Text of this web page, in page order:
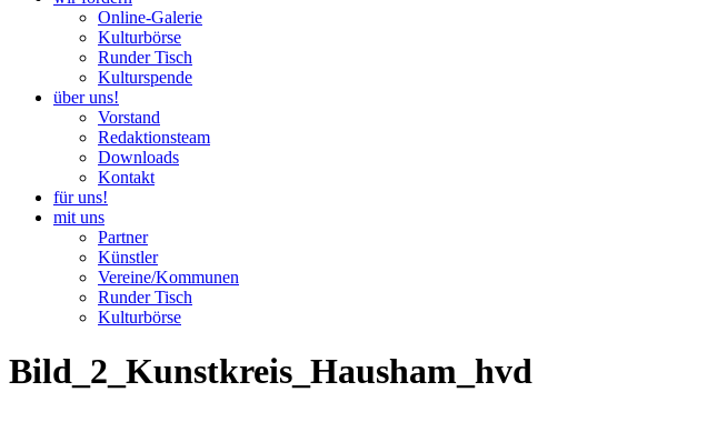
Online-Galerie
Kulturbörse
Runder Tisch
Kulturspende
über uns!
Vorstand
Redaktionsteam
Downloads
Kontakt
für uns!
mit uns
Partner
Künstler
Vereine/Kommunen
Runder Tisch
Kulturbörse
Bild_2_Kunstkreis_Hausham_hvd